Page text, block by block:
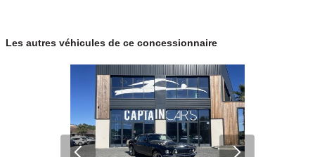
Les autres véhicules de ce concessionnaire